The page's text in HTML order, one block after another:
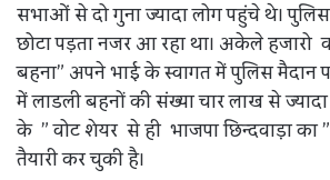
सभाओं से दो गुना ज्यादा लोग पहुंचे थे।
छोटा पड़ता नजर आ रहा था। अकेले हजारो
बहना” अपने भाई के स्वागत में पुलिस मैदान
में लाडली बहनों की संख्या चार लाख से
के ” वोट शेयर से ही भाजपा छिन्दवाड़ा का
तैयारी कर चुकी है।